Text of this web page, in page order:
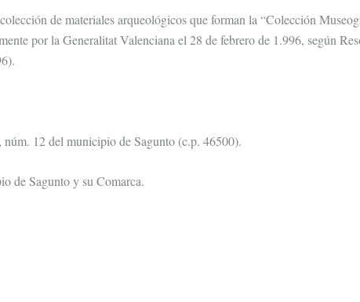
de materiales arqueológicos que forman la “Colección
por la Generalitat Valenciana el 28 de febrero de 1.996, según
12 del municipio de Sagunto (c.p. 46500).
de Sagunto y su Comarca.